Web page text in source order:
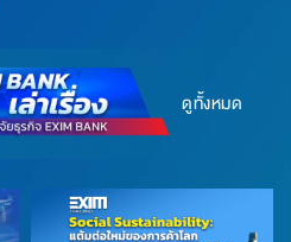
ดูทั้งหมด